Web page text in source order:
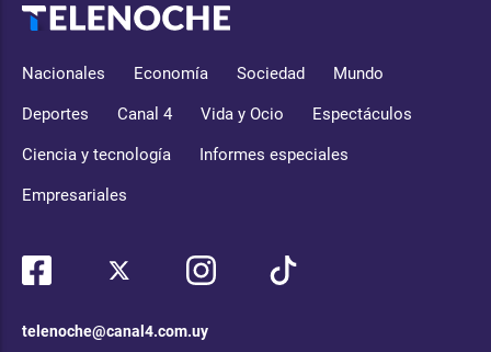
Nacionales Economía Sociedad Mundo
Deportes Canal 4 Vida y Ocio Espectáculos
Ciencia y tecnología Informes especiales
Empresariales
telenoche@canal4.com.uy